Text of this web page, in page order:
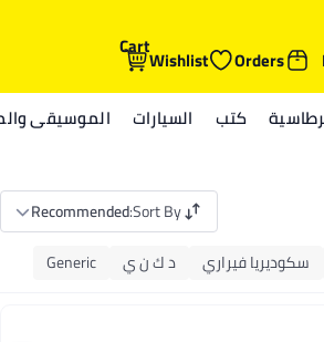
Orders
Wishlist
Cart
كتب السيارات الموسيقى
Sort By
:
Recommended
سكوديريا فيراري د ك ن ي Generic